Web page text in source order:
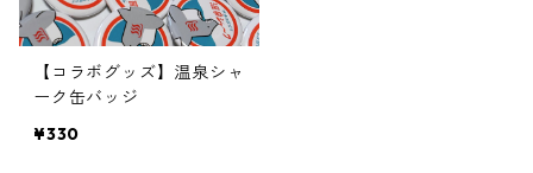
【コラボグッズ】温泉シャ
ーク缶バッジ
¥330